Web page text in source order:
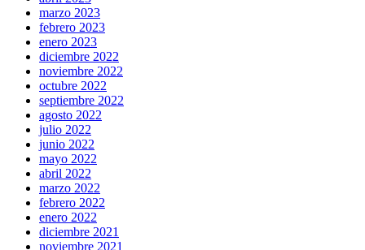
marzo 2023
febrero 2023
enero 2023
diciembre 2022
noviembre 2022
octubre 2022
septiembre 2022
agosto 2022
julio 2022
junio 2022
mayo 2022
abril 2022
marzo 2022
febrero 2022
enero 2022
diciembre 2021
noviembre 2021